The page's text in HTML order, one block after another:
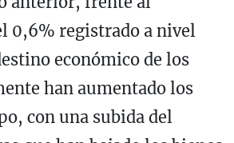
0,6% registrado a nivel
económico de los
han aumentado los
con una subida del